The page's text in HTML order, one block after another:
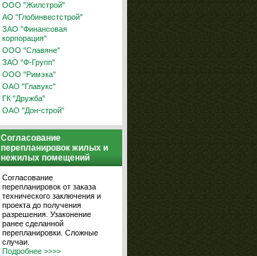
ООО "Жилстрой"
АО "Глобинвестстрой"
ЗАО "Финансовая
корпорация"
ООО "Славяне"
ЗАО "Ф-Групп"
ООО "Римэка"
ОАО "Главукс"
ГК "Дружба"
ОАО "Дон-строй"
Согласование
перепланировок жилых и
нежилых помещений
Согласование
перепланировок от заказа
технического заключения и
проекта до получения
разрешения. Узаконение
ранее сделанной
перепланировки. Сложные
случаи.
Подробнее >>>>